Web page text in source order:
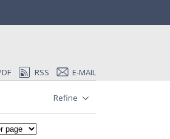
RSS E-MAIL
Refine